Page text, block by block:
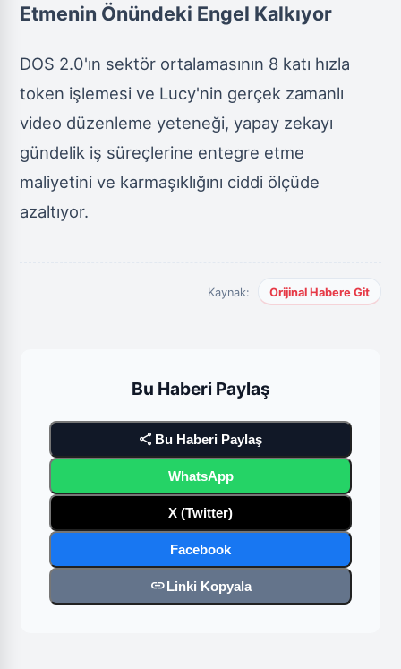
Etmenin Önündeki Engel Kalkıyor
DOS 2.0'ın sektör ortalamasının 8 katı hızla
token işlemesi ve Lucy'nin gerçek zamanlı
video düzenleme yeteneği, yapay zekayı
gündelik iş süreçlerine entegre etme
maliyetini ve karmaşıklığını ciddi ölçüde
azaltıyor.
Kaynak: Orijinal Habere Git
Bu Haberi Paylaş
share Bu Haberi Paylaş
WhatsApp
X (Twitter)
Facebook
linkLinki Kopyala